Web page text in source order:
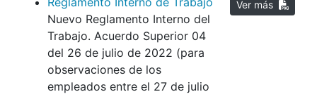
Nuevo Reglamento Interno del
Trabajo. Acuerdo Superior 04
del 26 de julio de 2022 (para
observaciones de los
empleados entre el 27 de julio